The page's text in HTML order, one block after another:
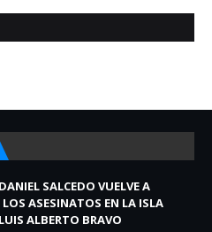
SALCEDO VUELVE A
LOS ASESINATOS EN LA ISLA
ALBERTO BRAVO